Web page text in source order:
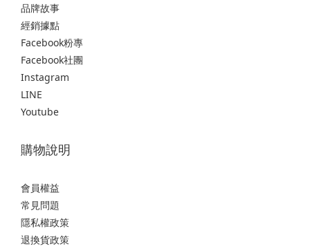
品牌故事
經銷據點
Facebook粉專
Facebook社團
Instagram
LINE
Youtube
購物說明
會員權益
常見問題
隱私權政策
退換貨政策